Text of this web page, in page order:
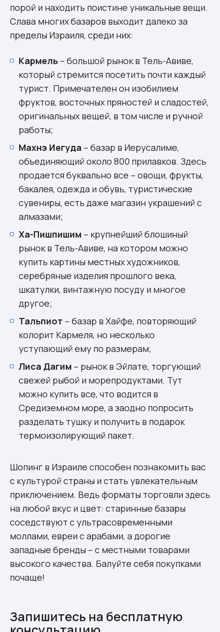
порой и находить поистине уникальные вещи.
Слава многих базаров выходит далеко за
пределы Израиля, среди них:
Кармель – большой рынок в Тель-Авиве,
который стремится посетить почти каждый
турист. Примечателен он изобилием
фруктов, восточных пряностей и сладостей,
оригинальных вещей, в том числе и ручной
работы;
Махнэ Иегуда – базар в Иерусалиме,
объединяющий около 800 прилавков. Здесь
продается буквально все – овощи, фрукты,
бакалея, одежда и обувь, туристические
сувениры, есть даже магазин украшений с
алмазами;
Ха-Пишпишим – крупнейший блошиный
рынок в Тель-Авиве, на котором можно
купить картины местных художников,
серебряные изделия прошлого века,
шкатулки, винтажную посуду и многое
другое;
Тальпиот – базар в Хайфе, повторяющий
колорит Кармеля, но несколько
уступающий ему по размерам;
Лиса Дагим – рынок в Эйлате, торгующий
свежей рыбой и морепродуктами. Тут
можно купить все, что водится в
Средиземном море, а заодно попросить
разделать тушку и получить в подарок
термоизолирующий пакет.
Шопинг в Израиле способен познакомить вас
с культурой страны и стать увлекательным
приключением. Ведь форматы торговли здесь
на любой вкус и цвет: старинные базары
соседствуют с ультрасовременными
моллами, евреи с арабами, а дорогие
западные бренды – с местными товарами
высокого качества. Балуйте себя покупками
почаще!
Запишитесь на бесплатную